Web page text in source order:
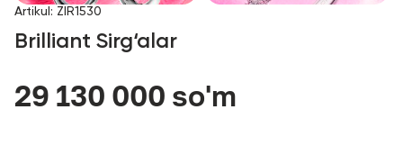
Artikul : ZIR1530
Brilliant Sirg‘alar
29 130 000 so'm